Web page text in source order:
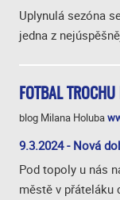
Uplynulá sezóna
jedna z
FOTBAL
blog Milana Holuba
9.3.2024 - Nová
Pod topoly u nás
městě v přáteláku